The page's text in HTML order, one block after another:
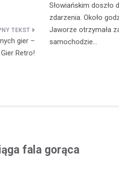
gier –
Retro!
tej
Słowiańskim doszło
zdarzenia. Około
Jaworze otrzymała
samochodzie…
fala gorąca